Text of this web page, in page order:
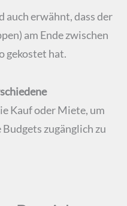
auch erwähnt, dass der
am Ende zwischen
gekostet hat.
Kauf oder Miete, um
zugänglich zu